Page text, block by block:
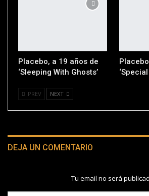
Placebo, a 19 años de
‘Sleeping With Ghosts’
‘Special
PREV NEXT
DEJA UN COMENTARIO
Tu email no será